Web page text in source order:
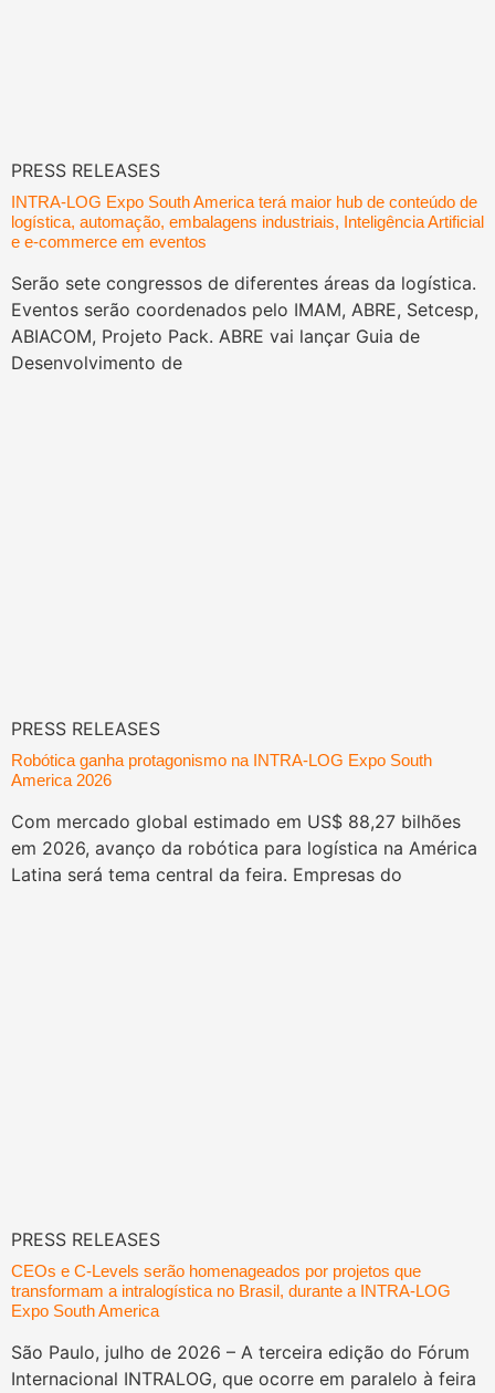
PRESS RELEASES
INTRA-LOG Expo South America terá maior hub de conteúdo de
logística, automação, embalagens industriais, Inteligência Artificial
e e-commerce em eventos
Serão sete congressos de diferentes áreas da logística.
Eventos serão coordenados pelo IMAM, ABRE, Setcesp,
ABIACOM, Projeto Pack. ABRE vai lançar Guia de
Desenvolvimento de
PRESS RELEASES
Robótica ganha protagonismo na INTRA-LOG Expo South
America 2026
Com mercado global estimado em US$ 88,27 bilhões
em 2026, avanço da robótica para logística na América
Latina será tema central da feira. Empresas do
PRESS RELEASES
CEOs e C-Levels serão homenageados por projetos que
transformam a intralogística no Brasil, durante a INTRA-LOG
Expo South America
São Paulo, julho de 2026 – A terceira edição do Fórum
Internacional INTRALOG, que ocorre em paralelo à feira